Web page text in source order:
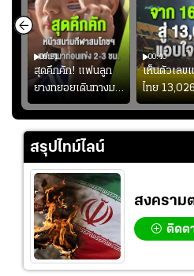
00:51
สุดคึกคัก! แฟนลูก
ยางทยอยเดินทางมา
หน้าสนามกีฬา
สมโภชฯ กันอย่าง
คึกคัก ก่อนเกมเริ่ม
2-3 ชั่วโมง
00:40
เห็นตัวเลข
ไทย
สกอร์บอร์
ใจหาย น้อ
สรุปไทม์ไลน์
สงคราม
ติดต